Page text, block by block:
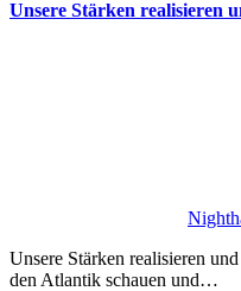
Unsere Stärken realisieren
Unsere Stärken realisieren und nutzen. Es scheint, dass alle nur über
den Atlantik schauen und…